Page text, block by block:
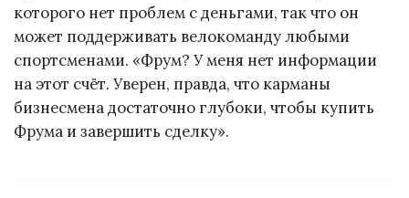
которого нет проблем с деньгами, так что он
может поддерживать велокоманду любыми
спортсменами. «Фрум? У меня нет информации
на этот счёт. Уверен, правда, что карманы
бизнесмена достаточно глубоки, чтобы купить
Фрума и завершить сделку».